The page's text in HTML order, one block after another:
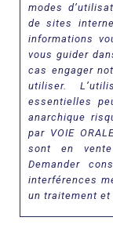
modes
de sites
informations
vous guider
cas engager
utiliser.
essentielles
anarchique
par VOIE
sont en
Demander
interférences
un traitement et